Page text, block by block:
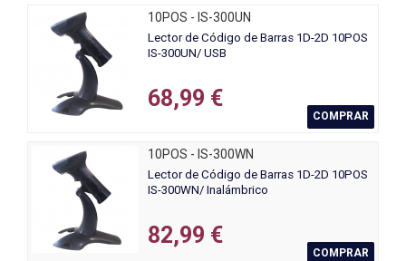
10POS - IS-300UN
Lector de Código de Barras 1D-2D 10POS
IS-300UN/ USB
68,99 €
COMPRAR
10POS - IS-300WN
Lector de Código de Barras 1D-2D 10POS
IS-300WN/ Inalámbrico
82,99 €
COMPRAR